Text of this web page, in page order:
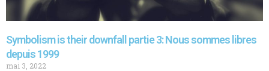
Symbolism is their downfall partie 3: Nous sommes libres
depuis 1999
mai 3, 2022